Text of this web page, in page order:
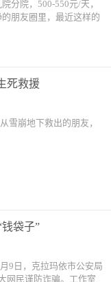
分院，500-550元/天，
朋友圈里，最近这样的
死救援
雪崩地下救出的朋友，
袋子”
9日，克拉玛依市公安局
网民谨防诈骗。工作室